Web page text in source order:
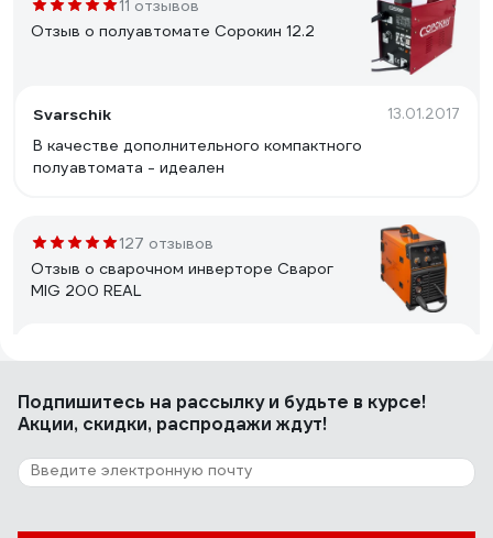
11 отзывов
Отзыв о полуавтомате Сорокин 12.2
Svarschik 13.01.2017
В качестве дополнительного компактного
полуавтомата - идеален
127 отзывов
Отзыв о сварочном инверторе Сварог
MIG 200 REAL
2 отзыва
Отзыв о механизме подачи проволоки ПТК
Подпишитесь на рассылкуи будьте в курсе!
Акции, скидки, распродажи ждут!